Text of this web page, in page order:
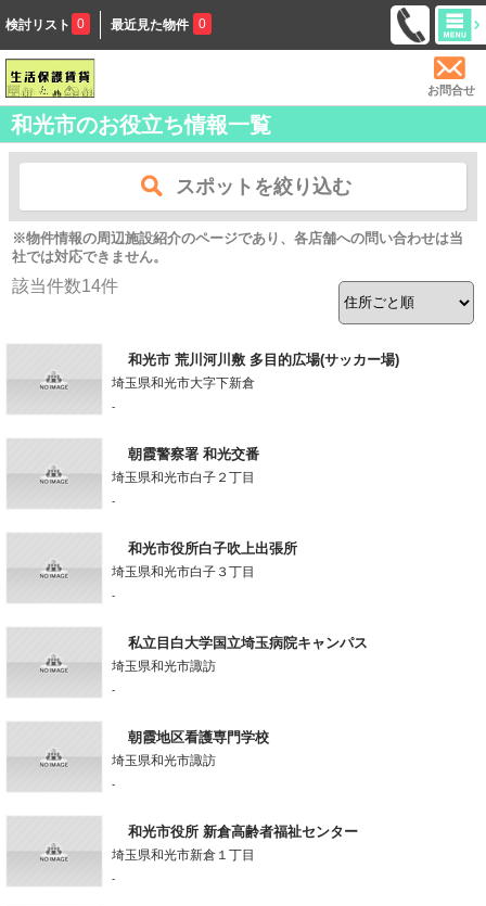
検討リスト 0 最近見た物件 0
お問合せ
和光市のお役立ち情報一覧
スポットを絞り込む
※物件情報の周辺施設紹介のページであり、各店舗への問い合わせは当
社では対応できません。
該当件数14件
和光市 荒川河川敷 多目的広場(サッカー場)
埼玉県和光市大字下新倉
-
朝霞警察署 和光交番
埼玉県和光市白子２丁目
-
和光市役所白子吹上出張所
埼玉県和光市白子３丁目
-
私立目白大学国立埼玉病院キャンパス
埼玉県和光市諏訪
-
朝霞地区看護専門学校
埼玉県和光市諏訪
-
和光市役所 新倉高齢者福祉センター
埼玉県和光市新倉１丁目
-